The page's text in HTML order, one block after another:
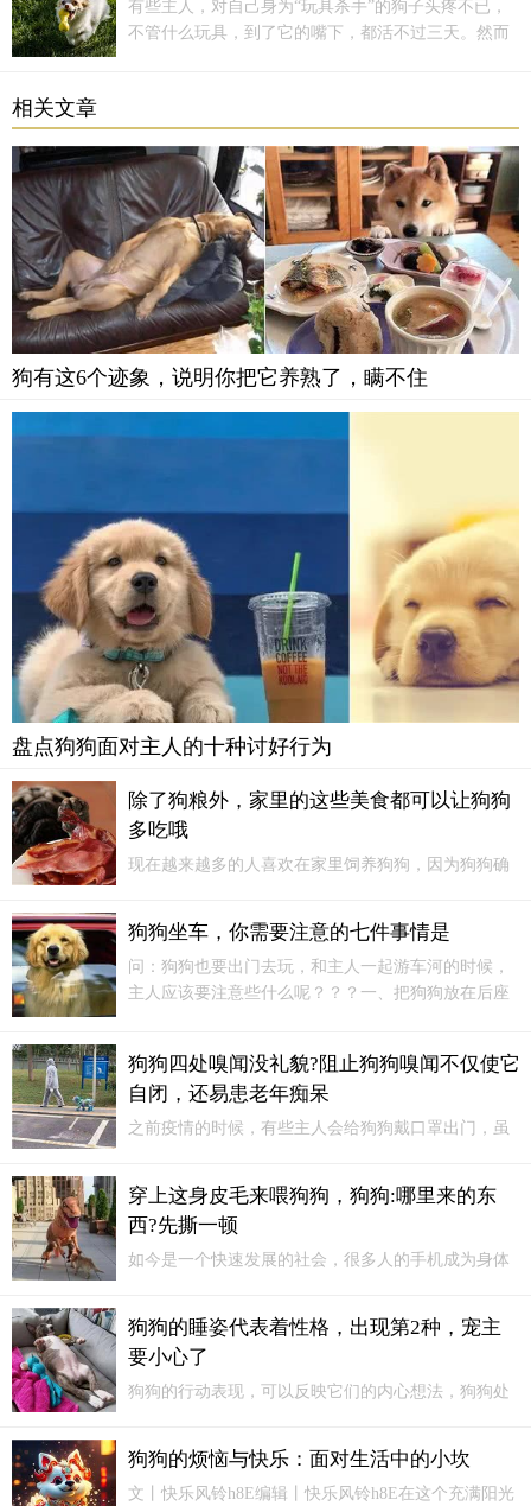
有些主人，对自己身为“玩具杀手”的狗子头疼不已，
不管什么玩具，到了它的嘴下，都活不过三天。然而
相关文章
狗有这6个迹象，说明你把它养熟了，瞒不住
盘点狗狗面对主人的十种讨好行为
除了狗粮外，家里的这些美食都可以让狗狗
多吃哦
现在越来越多的人喜欢在家里饲养狗狗，因为狗狗确
中，主人还是会遇到各种各样的问题，很多主人在生
活中都是会让狗狗吃狗粮的，但是生活中还是有很多
的美食狗狗也是可以食用的哦。
狗狗坐车，你需要注意的七件事情是
问：狗狗也要出门去玩，和主人一起游车河的时候，
主人应该要注意些什么呢？？？一、把狗狗放在后座
要因为害怕狗狗在后座无聊而让它们坐上副驾驶的位
置。
狗狗四处嗅闻没礼貌?阻止狗狗嗅闻不仅使它
自闭，还易患老年痴呆
之前疫情的时候，有些主人会给狗狗戴口罩出门，虽
卦“。若狗狗长期不被允许嗅闻，是会损害它们的身心
健康的。
穿上这身皮毛来喂狗狗，狗狗:哪里来的东
西?先撕一顿
如今是一个快速发展的社会，很多人的手机成为身体
狗或是猫咪，至少它们是不会玩手机的，而且会忠心
主人。有个奇葩主人，心血来潮的想要唬狗狗，穿着
鳄鱼衣服来喂狗狗，吓得狗狗屁滚尿流，到处乱跑。
狗狗的睡姿代表着性格，出现第2种，宠主
要小心了
狗狗的行动表现，可以反映它们的内心想法，狗狗处
种、前肢伸直，超人睡姿狗狗的肚子贴着地面，四肢
伸展的睡姿能让狗狗在遇到危险时马上起来这类狗狗
狗狗的烦恼与快乐：面对生活中的小坎
文丨快乐风铃h8E编辑丨快乐风铃h8E在这个充满阳光